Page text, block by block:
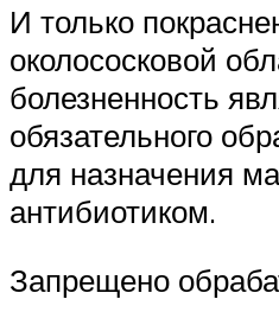
И только
околососковой
болезненность
обязательного
для назначения
антибиотиком.
Запрещено